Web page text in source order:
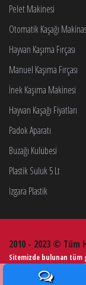
Pelet Makinesi
Otomatik Kaşağı
Hayvan Kaşıma Fırçası
Manuel Kaşıma Fırçası
İnek Kaşıma Makinesi
Hayvan Kaşağı Fiyatları
Padok Aparatı
Buzağı Kulübesi
Plastik Suluk 5 Lt
Izgara Plastik
2010 - 2023 © Tüm
Sitemizde bulunan tüm
alınmadan kullanımı